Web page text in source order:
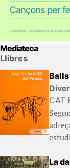
Mediateca
Llibres
CAT
La